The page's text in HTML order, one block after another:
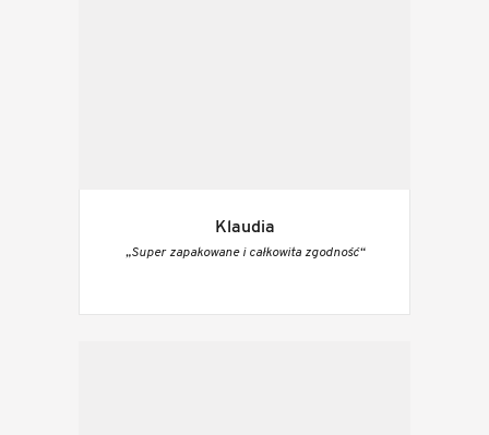
Klaudia
„Super zapakowane i całkowita zgodność“